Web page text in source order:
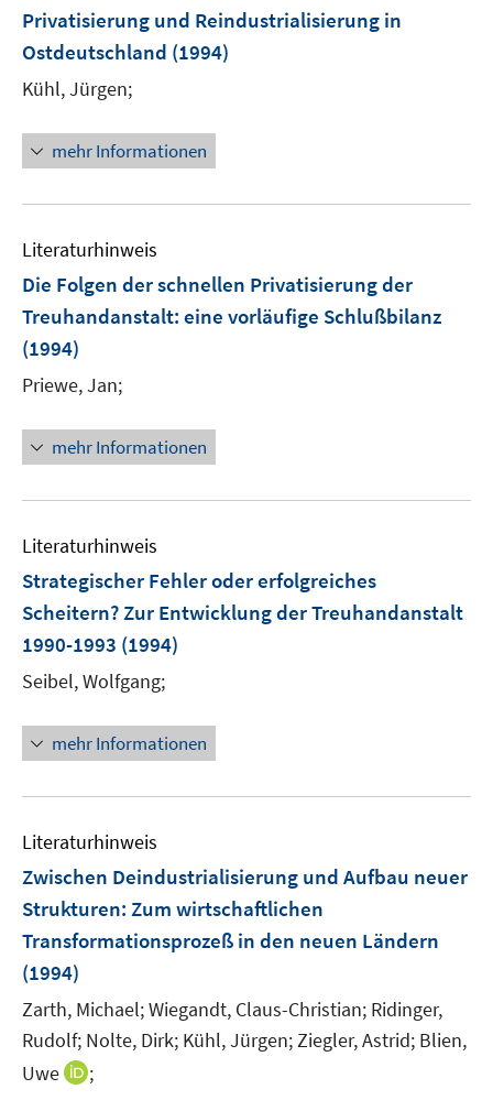
Privatisierung und Reindustrialisierung in
Ostdeutschland (1994)
Kühl, Jürgen;
mehr Informationen
Literaturhinweis
Die Folgen der schnellen Privatisierung der
Treuhandanstalt: eine vorläufige Schlußbilanz
(1994)
Priewe, Jan;
mehr Informationen
Literaturhinweis
Strategischer Fehler oder erfolgreiches
Scheitern? Zur Entwicklung der Treuhandanstalt
1990-1993 (1994)
Seibel, Wolfgang;
mehr Informationen
Literaturhinweis
Zwischen Deindustrialisierung und Aufbau neuer
Strukturen: Zum wirtschaftlichen
Transformationsprozeß in den neuen Ländern
(1994)
Zarth, Michael;Wiegandt, Claus-Christian; Ridinger,
Rudolf; Nolte, Dirk; Kühl, Jürgen;Ziegler, Astrid; Blien,
Uwe
I;